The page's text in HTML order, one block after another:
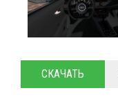
СКАЧАТЬ